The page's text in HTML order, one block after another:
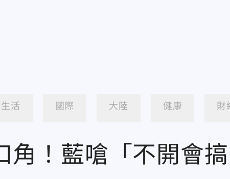
生活 國際 大陸 健康 財
！藍嗆「不開會搞